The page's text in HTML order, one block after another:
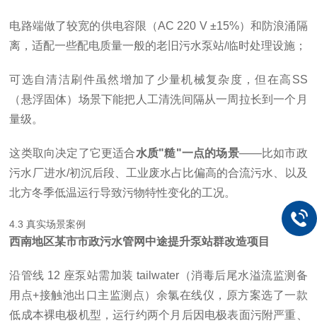
电路端做了较宽的供电容限（AC 220 V ±15%）和防浪涌隔
离，适配一些配电质量一般的老旧污水泵站/临时处理设施；
可选自清洁刷件虽然增加了少量机械复杂度，但在高SS
（悬浮固体）场景下能把人工清洗间隔从一周拉长到一个月
量级。
这类取向决定了它更适合水质"糙"一点的场景——比如市政
污水厂进水/初沉后段、工业废水占比偏高的合流污水、以及
北方冬季低温运行导致污物特性变化的工况。
4.3 真实场景案例
西南地区某市市政污水管网中途提升泵站群改造项目
沿管线 12 座泵站需加装 tailwater（消毒后尾水溢流监测备
用点+接触池出口主监测点）余氯在线仪，原方案选了一款
低成本裸电极机型，运行约两个月后因电极表面污附严重、